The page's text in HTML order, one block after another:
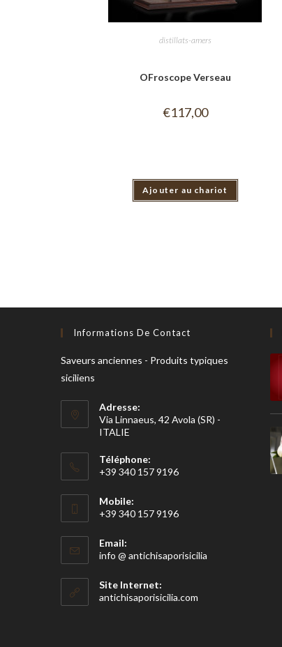
distillats-amers
OFroscope Verseau
€117,00
Ajouter au chariot
Informations De Contact
Saveurs anciennes - Produits typiques
siciliens
Adresse:
Via Linnaeus, 42 Avola (SR) -
ITALIE
Téléphone:
+39 340 157 9196
Mobile:
+39 340 157 9196
Email:
info @ antichisaporisicilia
Site Internet:
antichisaporisicilia.com